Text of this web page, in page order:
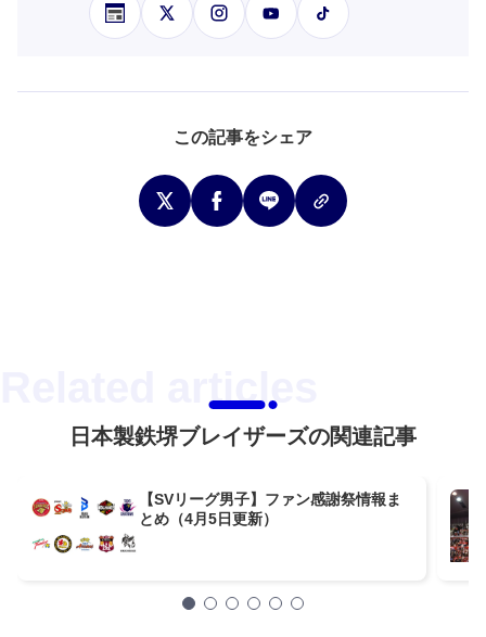
この記事をシェア
日本製鉄堺ブレイザーズの関連記事
【SVリーグ男子】ファン感謝祭情報ま
とめ（4月5日更新）